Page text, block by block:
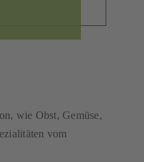
wie Obst, Gemüse,
vom